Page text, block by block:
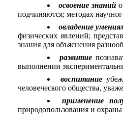
освоение знаний
подчиняются; методах
овладение
физических явлений;
знания для объяснения
развитие
выполнении
воспитание
человеческого общества,
применение
природопользования и